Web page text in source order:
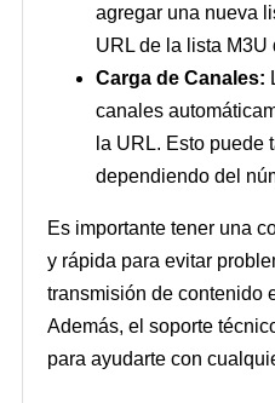
agregar una nueva
URL de la lista M3U
Carga de Canales:
canales
la URL. Esto puede
dependiendo del
Es importante tener una
y rápida para evitar
transmisión de contenido
Además, el soporte
para ayudarte con